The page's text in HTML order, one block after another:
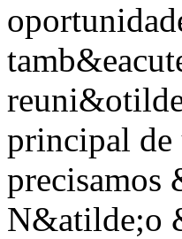
principal de
precisamos
N&atilde;o